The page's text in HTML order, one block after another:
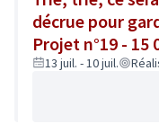
décrue pour
Projet n°19 - 15
13 juil. - 10 juil.